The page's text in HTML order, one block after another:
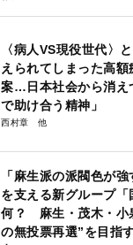
〈病人VS現役世代〉
えられてしまった高
案…日本社会から消え
で助け合う精神」
西村章
「麻生派の派閥色が
を支える新グループ「
何？ 麻生・茂木・小
の無投票再選”を目指